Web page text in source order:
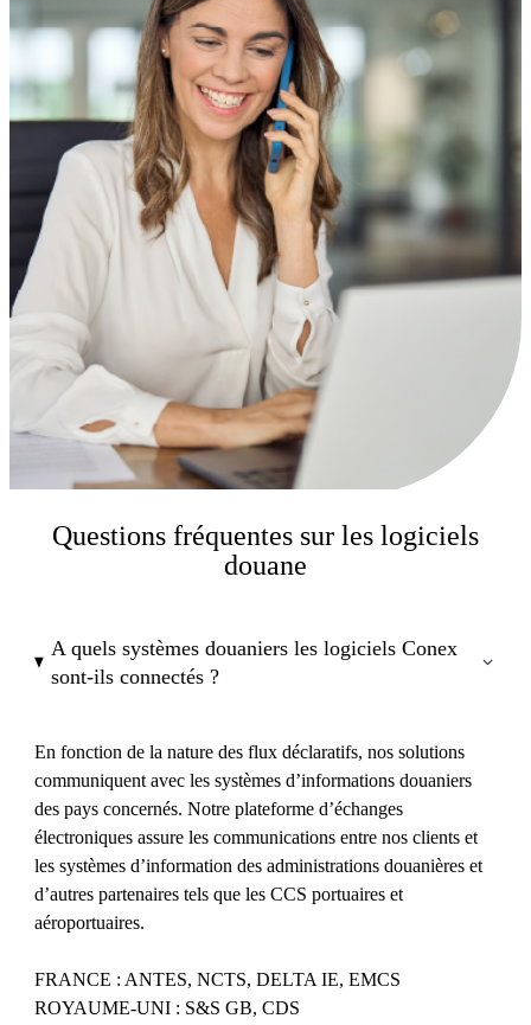
Questions fréquentes sur les logiciels
douane
A quels systèmes douaniers les logiciels Conex
sont-ils connectés ?
En fonction de la nature des flux déclaratifs, nos solutions
communiquent avec les systèmes d’informations douaniers
des pays concernés. Notre plateforme d’échanges
électroniques assure les communications entre nos clients et
les systèmes d’information des administrations douanières et
d’autres partenaires tels que les CCS portuaires et
aéroportuaires.
FRANCE : ANTES, NCTS, DELTA IE, EMCS
ROYAUME-UNI : S&S GB, CDS